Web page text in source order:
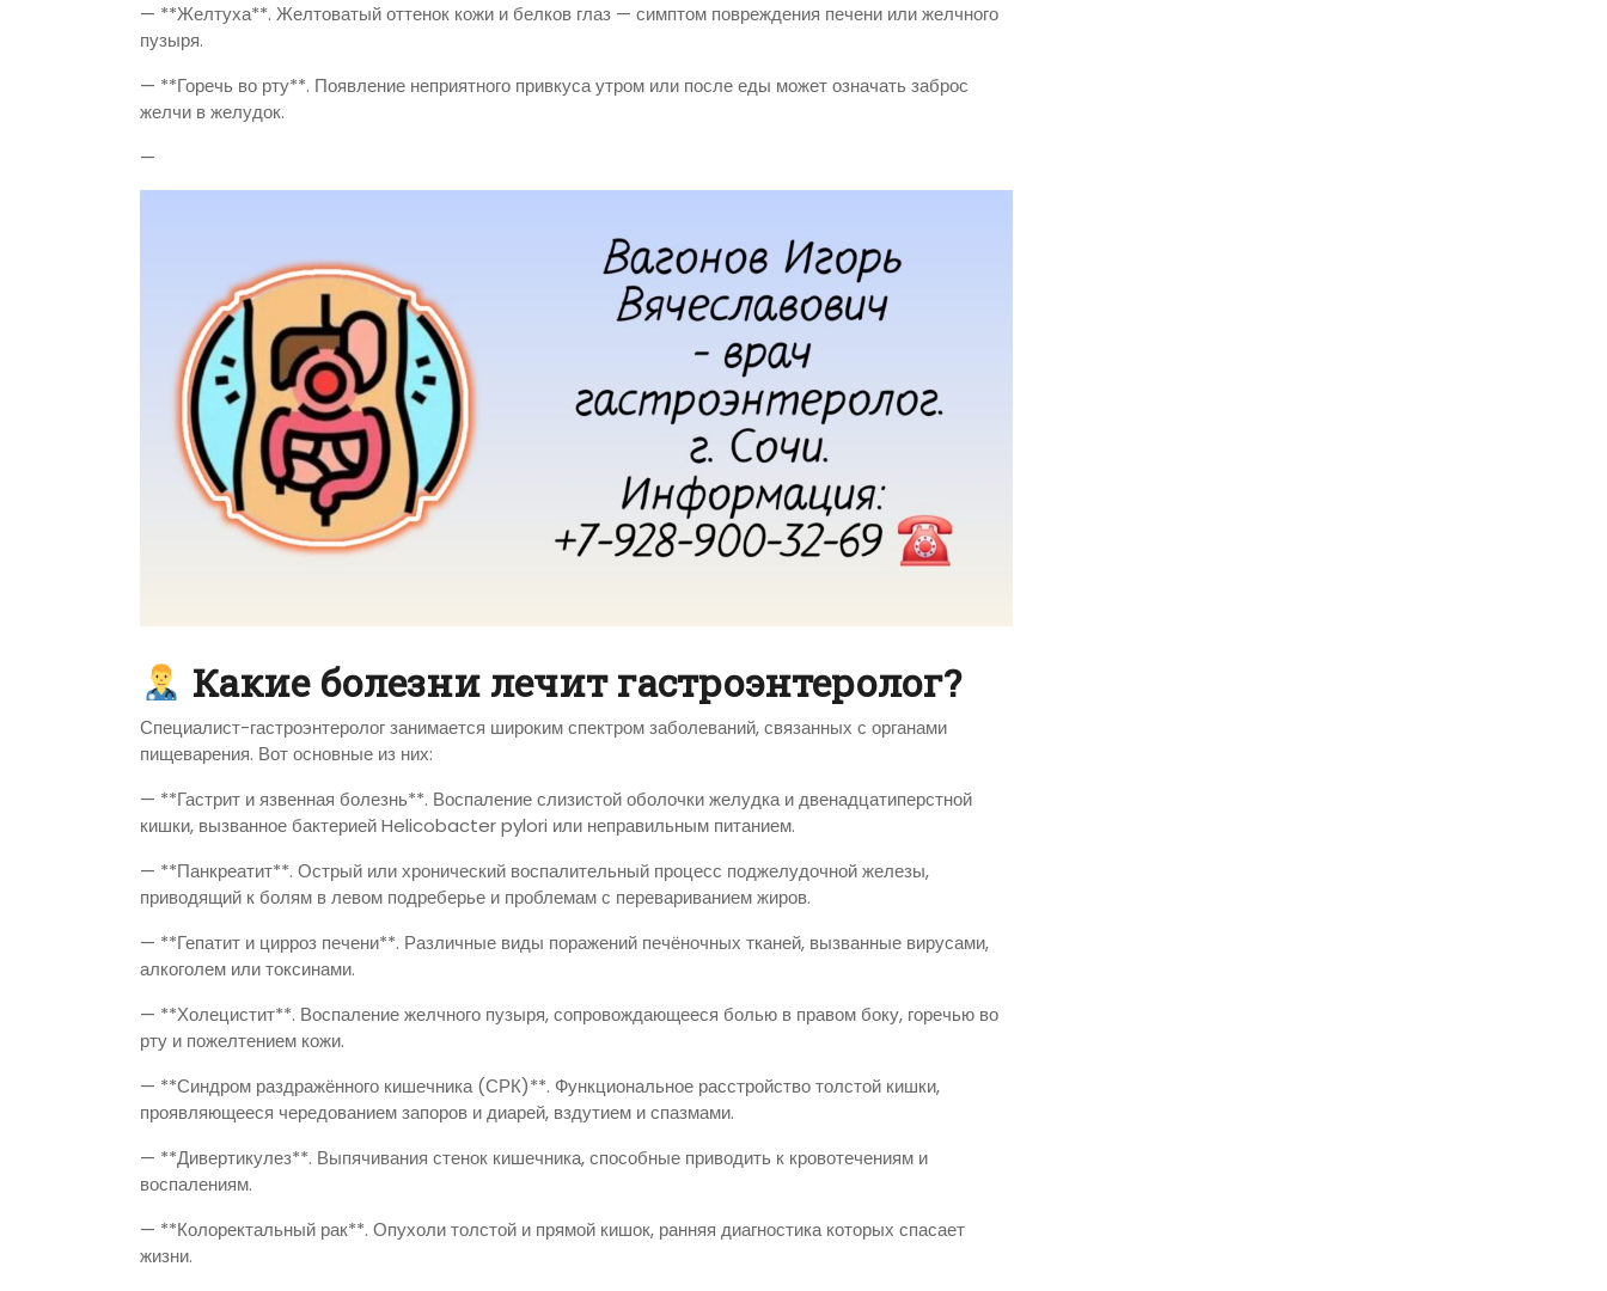
— **Желтуха**. Желтоватый оттенок кожи и белков глаз — симптом повреждения печени или желчного
пузыря.
— **Горечь во рту**. Появление неприятного привкуса утром или после еды может означать заброс
желчи в желудок.
—
Какие болезни лечит гастроэнтеролог?
Специалист-гастроэнтеролог занимается широким спектром заболеваний, связанных с органами
пищеварения. Вот основные из них:
— **Гастрит и язвенная болезнь**. Воспаление слизистой оболочки желудка и двенадцатиперстной
кишки, вызванное бактерией Helicobacter pylori или неправильным питанием.
— **Панкреатит**. Острый или хронический воспалительный процесс поджелудочной железы,
приводящий к болям в левом подреберье и проблемам с перевариванием жиров.
— **Гепатит и цирроз печени**. Различные виды поражений печёночных тканей, вызванные вирусами,
алкоголем или токсинами.
— **Холецистит**. Воспаление желчного пузыря, сопровождающееся болью в правом боку, горечью во
рту и пожелтением кожи.
— **Синдром раздражённого кишечника (СРК)**. Функциональное расстройство толстой кишки,
проявляющееся чередованием запоров и диарей, вздутием и спазмами.
— **Дивертикулез**. Выпячивания стенок кишечника, способные приводить к кровотечениям и
воспалениям.
— **Колоректальный рак**. Опухоли толстой и прямой кишок, ранняя диагностика которых спасает
жизни.